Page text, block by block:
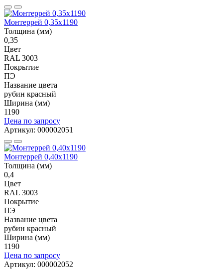
Монтеррей 0,35х1190
Толщина (мм)
0,35
Цвет
RAL 3003
Покрытие
ПЭ
Название цвета
рубин красный
Ширина (мм)
1190
Цена по запросу
Артикул: 000002051
Монтеррей 0,40х1190
Толщина (мм)
0,4
Цвет
RAL 3003
Покрытие
ПЭ
Название цвета
рубин красный
Ширина (мм)
1190
Цена по запросу
Артикул: 000002052